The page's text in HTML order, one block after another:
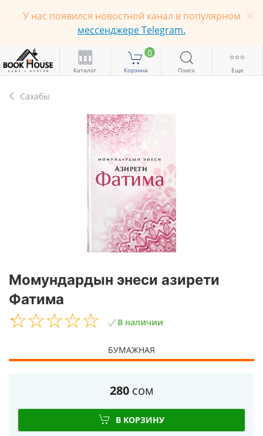
У нас появился новостной канал в популярном
мессенджере Telegram.
Каталог
0
Корзина Поиск Еще
Сахабы
Момундардын энеси азирети
Фатима
☆☆☆☆☆
★★★★★ В наличии
БУМАЖНАЯ
280 сом
В КОРЗИНУ